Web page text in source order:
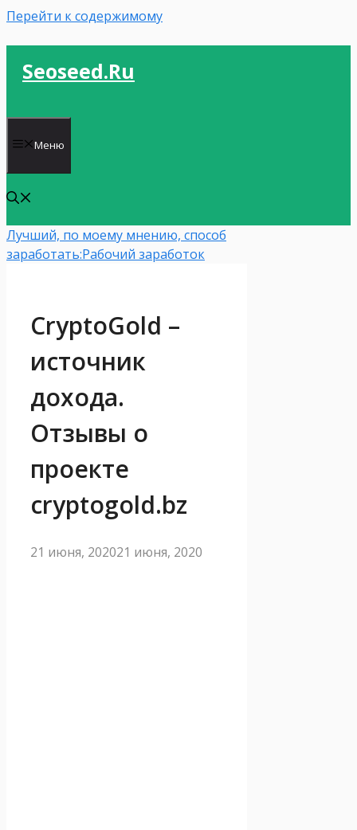
Перейти к содержимому
Seoseed.ru
Меню
Лучший, по моему мнению, способ
заработать:Рабочий заработок
CryptoGold –
источник
дохода.
Отзывы о
проекте
cryptogold.bz
21 июня, 202021 июня, 2020